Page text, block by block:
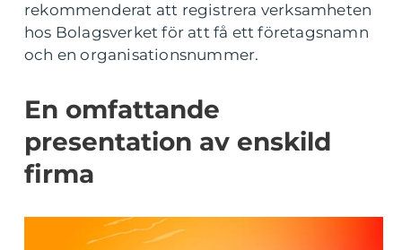
rekommenderat att registrera verksamheten
hos Bolagsverket för att få ett företagsnamn
och en organisationsnummer.
En omfattande
presentation av enskild
firma